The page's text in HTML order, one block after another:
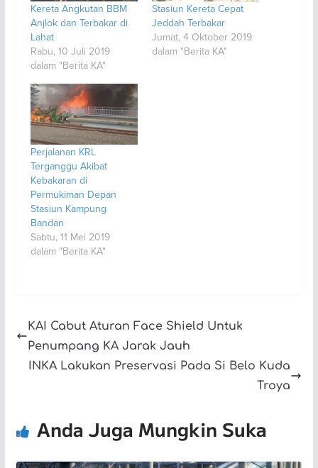
Kereta Angkutan BBM
Anjlok dan Terbakar di
Lahat
Rabu, 10 Juli 2019
dalam "Berita KA"
Stasiun Kereta Cepat
Jeddah Terbakar
Jumat, 4 Oktober 2019
dalam "Berita KA"
Perjalanan KRL
Terganggu Akibat
Kebakaran di
Permukiman Depan
Stasiun Kampung
Bandan
Sabtu, 11 Mei 2019
dalam "Berita KA"
KAI Cabut Aturan Face Shield Untuk
Penumpang KA Jarak Jauh
INKA Lakukan Preservasi Pada Si Belo Kuda
Troya
Anda Juga Mungkin Suka